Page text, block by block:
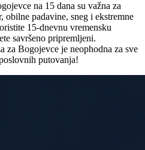
na 15 dana su važna za
obilne padavine, sneg i ekstremne
15-dnevnu vremensku
savršeno pripremljeni.
za Bogojevce je neophodna za sve
putovanja!